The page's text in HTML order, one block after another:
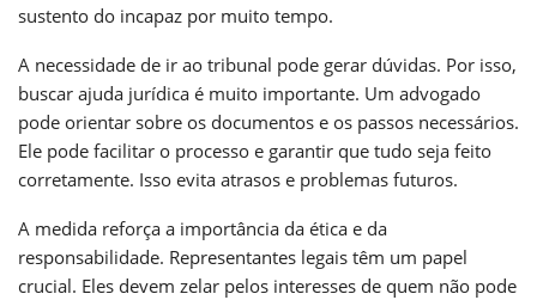
sustento do incapaz por muito tempo.
A necessidade de ir ao tribunal pode gerar dúvidas. Por isso,
buscar ajuda jurídica é muito importante. Um advogado
pode orientar sobre os documentos e os passos necessários.
Ele pode facilitar o processo e garantir que tudo seja feito
corretamente. Isso evita atrasos e problemas futuros.
A medida reforça a importância da ética e da
responsabilidade. Representantes legais têm um papel
crucial. Eles devem zelar pelos interesses de quem não pode